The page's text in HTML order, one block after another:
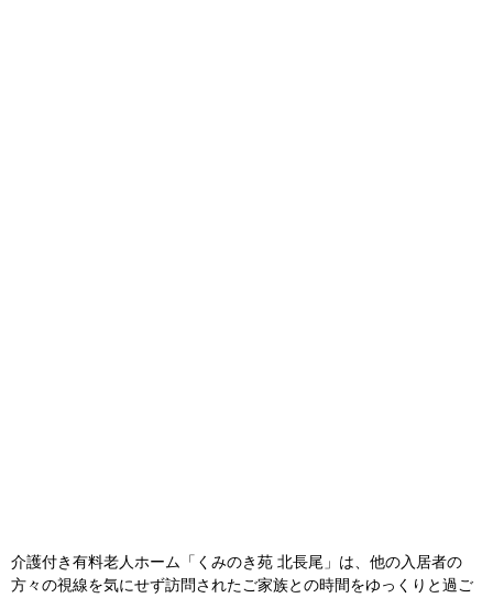
介護付き有料老人ホーム「くみのき苑 北長尾」は、他の入居者の
方々の視線を気にせず訪問されたご家族との時間をゆっくりと過ご